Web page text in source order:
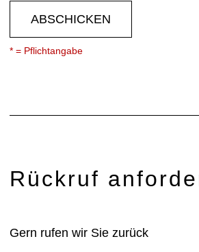
ABSCHICKEN
* = Pflichtangabe
Rückruf
Gern rufen wir Sie zurück